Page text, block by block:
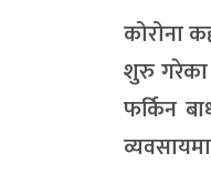
कोरोना
शुरु
फर्किन